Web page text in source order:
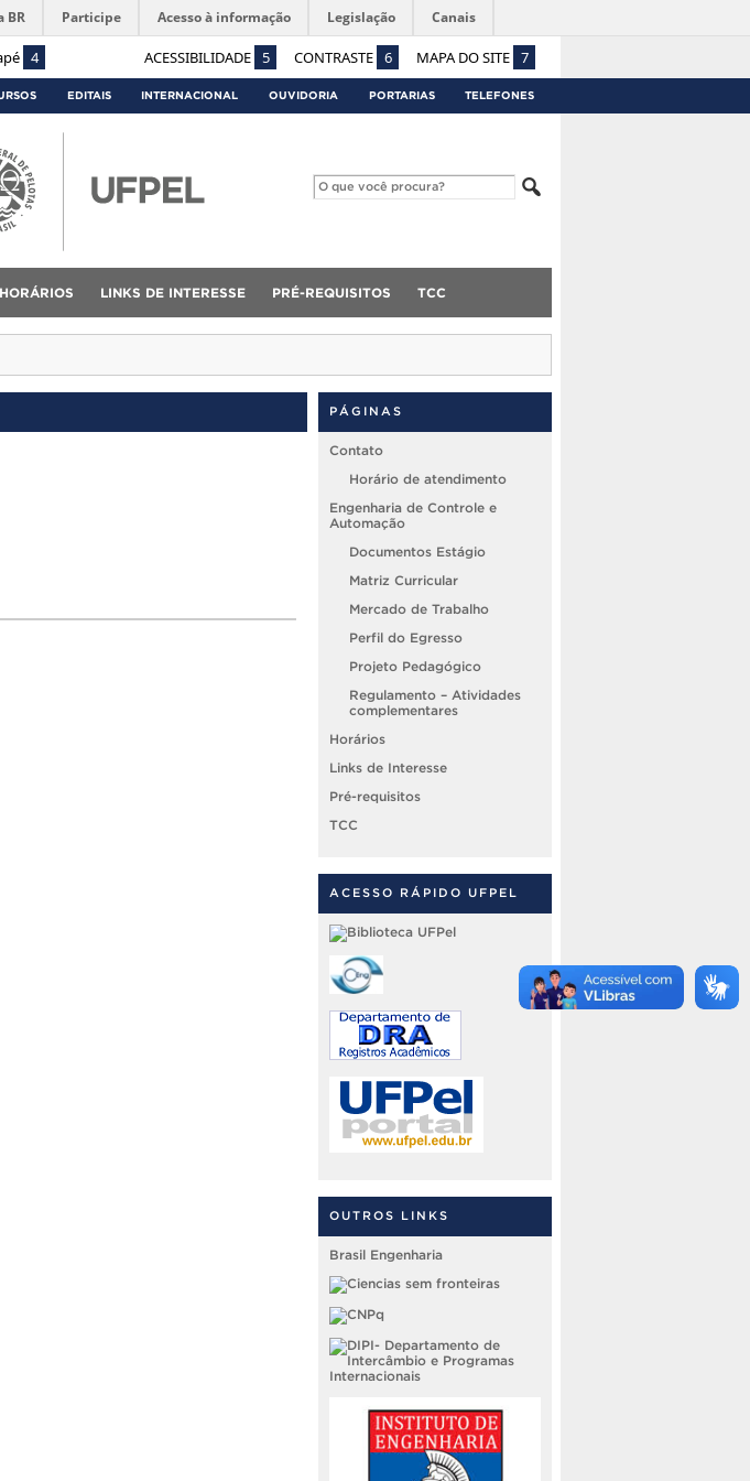
4 ACESSIBILIDADE 5 CONTRASTE 6 MAPA DO SITE 7
BR Participe Acesso à informação Legislação Canais
EDITAIS INTERNACIONAL OUVIDORIA PORTARIAS TELEFONES
HORÁRIOS LINKS DE INTERESSE PRÉ-REQUISITOS TCC
PÁGINAS
Contato
Horário de atendimento
Engenharia de Controle e
Automação
Documentos Estágio
Matriz Curricular
Mercado de Trabalho
Perfil do Egresso
Projeto Pedagógico
Regulamento – Atividades
complementares
Horários
Links de Interesse
Pré-requisitos
TCC
ACESSO RÁPIDO UFPEL
OUTROS LINKS
Brasil Engenharia